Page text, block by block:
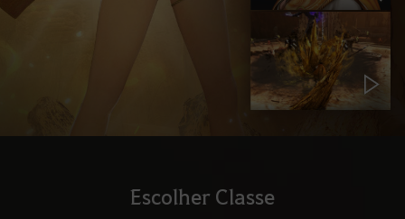
Escolher Classe